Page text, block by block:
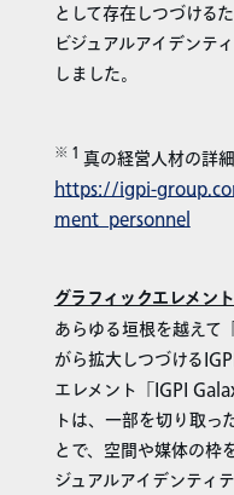
として存在しつづける
ビジュアルアイデンテ
しました。
※１ 真の経営人材の詳細
https://igpi-
ment_personnel
グラフィックエレメン
あらゆる垣根を越えて
がら拡大しつづける
エレメント「IGPI
トは、一部を切り取っ
とで、空間や媒体の枠
ジュアルアイデンティ